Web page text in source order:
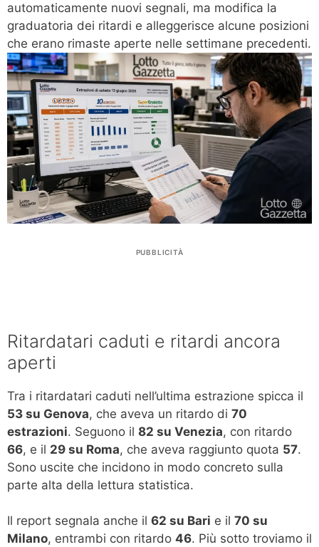
automaticamente nuovi segnali, ma modifica la
graduatoria dei ritardi e alleggerisce alcune posizioni
che erano rimaste aperte nelle settimane precedenti.
PUBBLICITÀ
Ritardatari caduti e ritardi ancora
aperti
Tra i ritardatari caduti nell’ultima estrazione spicca il
53 su Genova, che aveva un ritardo di 70
estrazioni. Seguono il 82 su Venezia, con ritardo
66, e il 29 su Roma, che aveva raggiunto quota 57.
Sono uscite che incidono in modo concreto sulla
parte alta della lettura statistica.
Il report segnala anche il 62 su Bari e il 70 su
Milano, entrambi con ritardo 46. Più sotto troviamo il